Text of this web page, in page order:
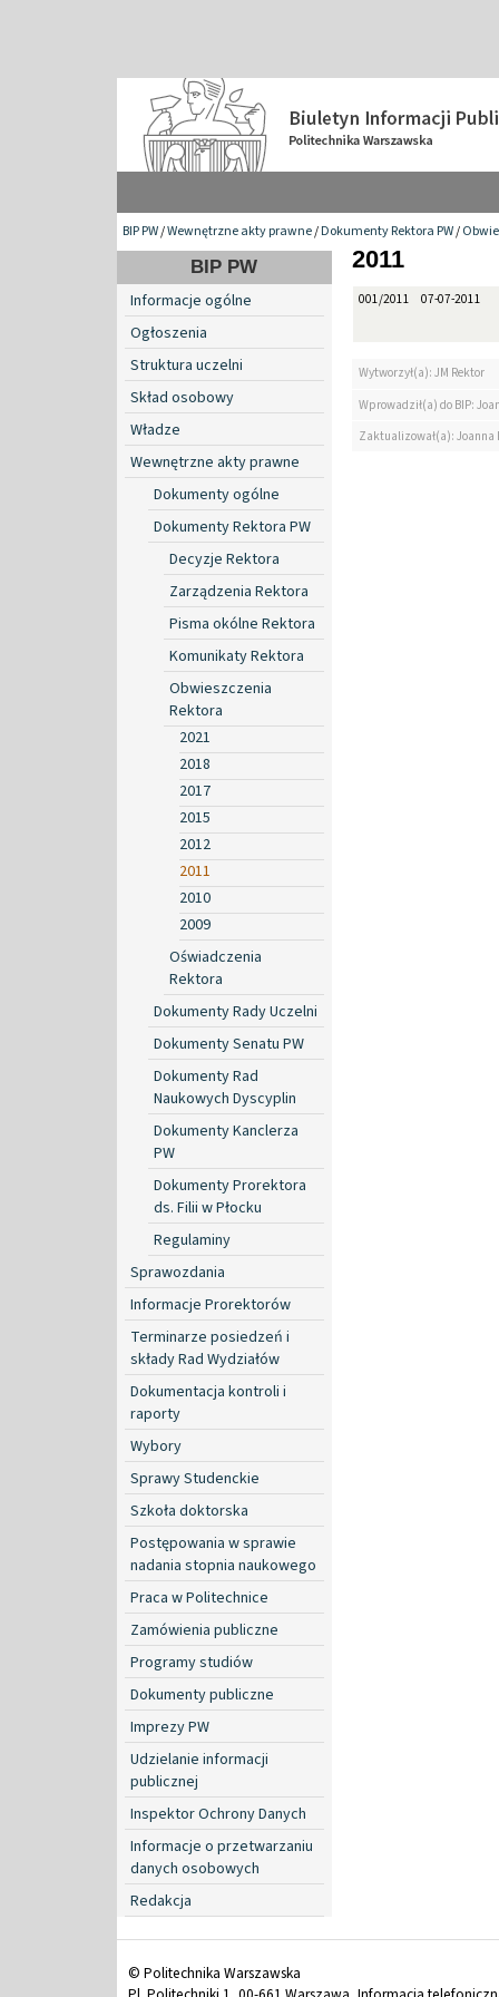
BIP PW/Wewnętrzne akty prawne/Dokumenty Rektora PW/
BIP PW
Informacje ogólne
Ogłoszenia
Struktura uczelni
Skład osobowy
Władze
Wewnętrzne akty prawne
Dokumenty ogólne
Dokumenty Rektora PW
Decyzje Rektora
Zarządzenia Rektora
Pisma okólne Rektora
Komunikaty Rektora
Obwieszczenia
Rektora
2021
2018
2017
2015
2012
2011
2010
2009
Oświadczenia
Rektora
Dokumenty Rady Uczelni
Dokumenty Senatu PW
Dokumenty Rad
Naukowych Dyscyplin
Dokumenty Kanclerza
PW
Dokumenty Prorektora
ds. Filii w Płocku
Regulaminy
Sprawozdania
Informacje Prorektorów
Terminarze posiedzeń i
składy Rad Wydziałów
Dokumentacja kontroli i
raporty
Wybory
Sprawy Studenckie
Szkoła doktorska
Postępowania w sprawie
nadania stopnia naukowego
Praca w Politechnice
Zamówienia publiczne
Programy studiów
Dokumenty publiczne
Imprezy PW
Udzielanie informacji
publicznej
Inspektor Ochrony Danych
Informacje o przetwarzaniu
danych osobowych
Redakcja
2011
001/2011 07-07-2011
Wytworzył(a): JM Rektor
Wprowadził(a) do BIP:
Zaktualizował(a):
© Politechnika Warszawska